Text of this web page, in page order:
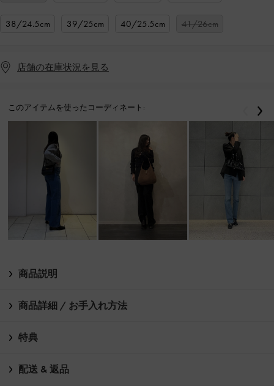
38/24.5cm 39/25cm 40/25.5cm 41/26cm
店舗の在庫状況を見る
このアイテムを使ったコーディネート: 戻る
商品説明
商品詳細 / お手入れ方法
特典
配送 & 返品